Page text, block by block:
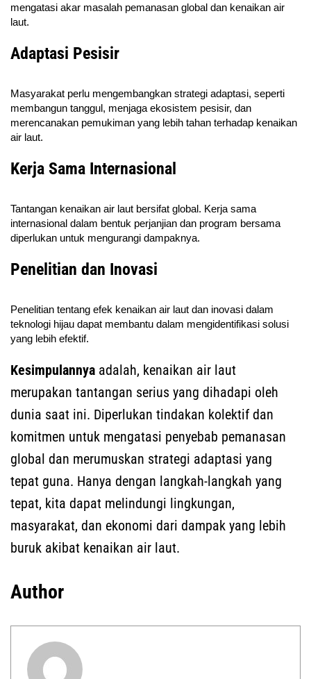
mengatasi akar masalah pemanasan global dan kenaikan air
laut.
Adaptasi Pesisir
Masyarakat perlu mengembangkan strategi adaptasi, seperti
membangun tanggul, menjaga ekosistem pesisir, dan
merencanakan pemukiman yang lebih tahan terhadap kenaikan
air laut.
Kerja Sama Internasional
Tantangan kenaikan air laut bersifat global. Kerja sama
internasional dalam bentuk perjanjian dan program bersama
diperlukan untuk mengurangi dampaknya.
Penelitian dan Inovasi
Penelitian tentang efek kenaikan air laut dan inovasi dalam
teknologi hijau dapat membantu dalam mengidentifikasi solusi
yang lebih efektif.
Kesimpulannya adalah, kenaikan air laut
merupakan tantangan serius yang dihadapi oleh
dunia saat ini. Diperlukan tindakan kolektif dan
komitmen untuk mengatasi penyebab pemanasan
global dan merumuskan strategi adaptasi yang
tepat guna. Hanya dengan langkah-langkah yang
tepat, kita dapat melindungi lingkungan,
masyarakat, dan ekonomi dari dampak yang lebih
buruk akibat kenaikan air laut.
Author